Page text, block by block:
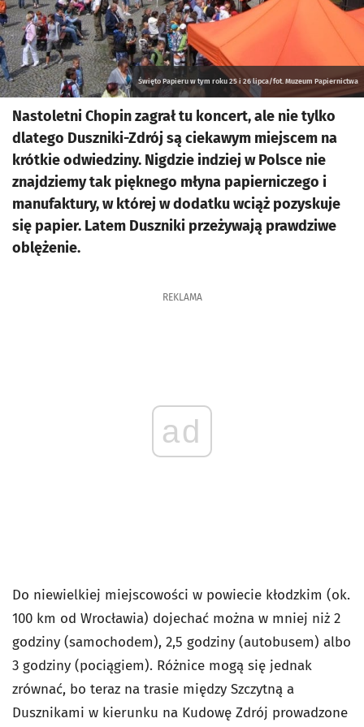
Święto Papieru w tym roku 25 i 26 lipca/fot. Muzeum Papiernictwa
Nastoletni Chopin zagrał tu koncert, ale nie tylko
dlatego Duszniki-Zdrój są ciekawym miejscem na
krótkie odwiedziny. Nigdzie indziej w Polsce nie
znajdziemy tak pięknego młyna papierniczego i
manufaktury, w której w dodatku wciąż pozyskuje
się papier. Latem Duszniki przeżywają prawdziwe
oblężenie.
REKLAMA
ad
Do niewielkiej miejscowości w powiecie kłodzkim (ok.
100 km od Wrocławia) dojechać można w mniej niż 2
godziny (samochodem), 2,5 godziny (autobusem) albo
3 godziny (pociągiem). Różnice mogą się jednak
zrównać, bo teraz na trasie między Szczytną a
Dusznikami w kierunku na Kudowę Zdrój prowadzone